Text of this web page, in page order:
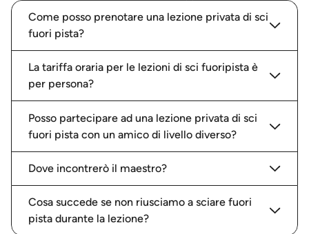
Come posso prenotare una lezione privata di sci
fuori pista?
La tariffa oraria per le lezioni di sci fuoripista è
per persona?
Posso partecipare ad una lezione privata di sci
fuori pista con un amico di livello diverso?
Dove incontrerò il maestro?
Cosa succede se non riusciamo a sciare fuori
pista durante la lezione?